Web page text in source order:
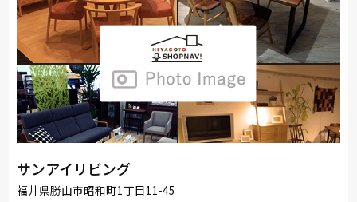
サンアイリビング
福井県勝山市昭和町1丁目11-45